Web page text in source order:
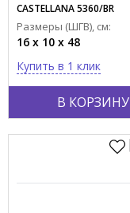
В КОРЗИНУ
CASTELLANA 5360/BR
Размеры (ШГВ), см:
16 x 10 x 48
Купить в 1 клик